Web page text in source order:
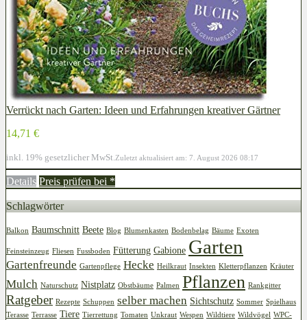
Verrückt nach Garten: Ideen und Erfahrungen kreativer Gärtner
14,71 €
inkl. 19% gesetzlicher MwSt. Zuletzt aktualisiert am: 7. August 2026 08:17
Details Preis prüfen bei *
Schlagwörter
Balkon Baumschnitt Beete Blog Blumenkasten Bodenbelag Bäume Exoten
Feinsteinzeug Fliesen Fussboden Fütterung Gabione Garten
Gartenfreunde Gartenpflege Hecke Heilkraut Insekten Kletterpflanzen Kräuter
Mulch Naturschutz Nistplatz Obstbäume Palmen Pflanzen Rankgitter
Ratgeber Rezepte Schuppen selber machen Sichtschutz Sommer Spielhaus
Terasse Terrasse Tiere Tierrettung Tomaten Unkraut Wespen Wildtiere Wildvögel WPC-